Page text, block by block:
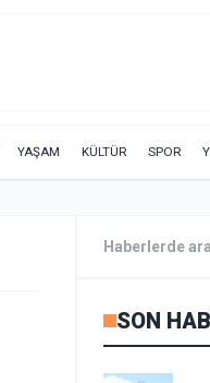
YAŞAM KÜLTÜR SPOR
SON